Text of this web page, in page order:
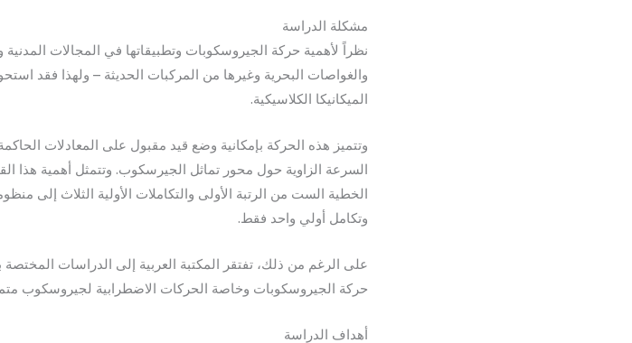
مشكلة الدراسة
نظراً لأهمية حركة الجيروسكوبات وتطبيقاتها في المجالات
والغواصات البحرية وغيرها من المركبات الحديثة – ولهذا فقد
الميكانيكا الكلاسيكية.
وتتميز هذه الحركة بإمكانية وضع قيد مقبول على المعادلات
السرعة الزاوية حول محور تماثل الجيرسكوب. وتتمثل أهمية هذا
الخطية الست من الرتبة الأولى والتكاملات الأولية الثلاث إلى
وتكامل أولي واحد فقط.
على الرغم من ذلك، تفتقر المكتبة العربية إلى الدراسات
حركة الجيروسكوبات وخاصة الحركات الاضطرابية لجيروسكوب
أهداف الدراسة